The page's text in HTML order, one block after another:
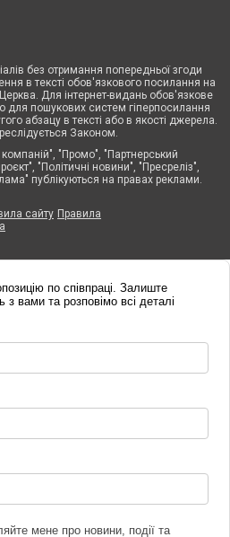
без отримання попередньої згоди
в тексті обов'язкового посилання на
Для інтернет-видань обов'язкове
для пошукових систем гіперпосилання
абзацу в тексті або в якості джерела.
Законом.
"Промо", "Партнерський
"Політичні новини", "Пресреліз",
публікуються на правах реклами.
сайту Правила
по співпраці. Залиште
з вами та розповімо всі деталі
мене про новини, події та